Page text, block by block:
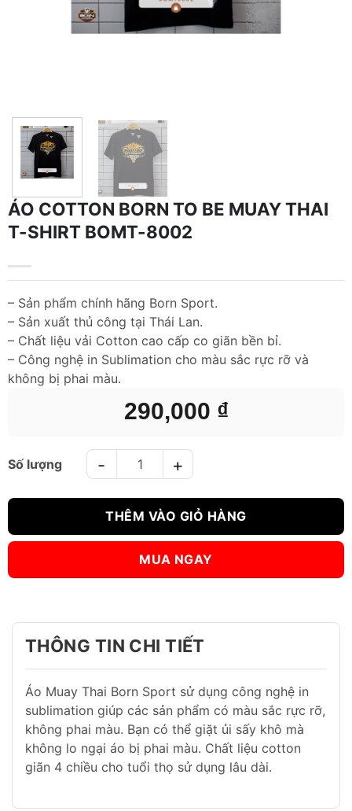
ÁO COTTON BORN TO BE MUAY THAI
T-SHIRT BOMT-8002
290,000 ₫
– Sản phẩm chính hãng Born Sport.
– Sản xuất thủ công tại Thái Lan.
– Chất liệu vải Cotton cao cấp co giãn bền bỉ.
– Công nghệ in Sublimation cho màu sắc rực rỡ và
không bị phai màu.
ÁO COTTON BORN TO BE MUAY THAI T-SHIRT BOMT-8002
THÊM VÀO GIỎ HÀNG
MUA NGAY
THÔNG TIN CHI TIẾT
Áo Muay Thai Born Sport sử dụng công nghệ in
sublimation giúp các sản phẩm có màu sắc rực rỡ,
không phai màu. Bạn có thể giặt ủi sấy khô mà
không lo ngại áo bị phai màu. Chất liệu cotton
giãn 4 chiều cho tuổi thọ sử dụng lâu dài.